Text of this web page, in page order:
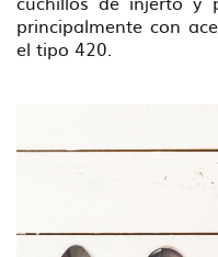
principalmente con
el tipo 420.